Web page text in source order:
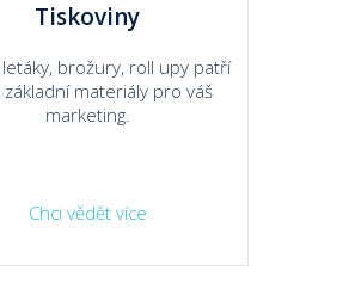
Tiskoviny
letáky, brožury, roll upy patří
základní materiály pro váš
marketing.
Chci vědět více